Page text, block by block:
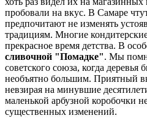
пробовали на вкус. В Самаре
предпочитают не изменять
традициям. Многие
прекрасное время детства. В
сливочной "Помадке". Мы
советского союза, когда
необъятно большим. Приятный
невзирая на минувшие
маленькой арбузной коробочки
существенных изменений.